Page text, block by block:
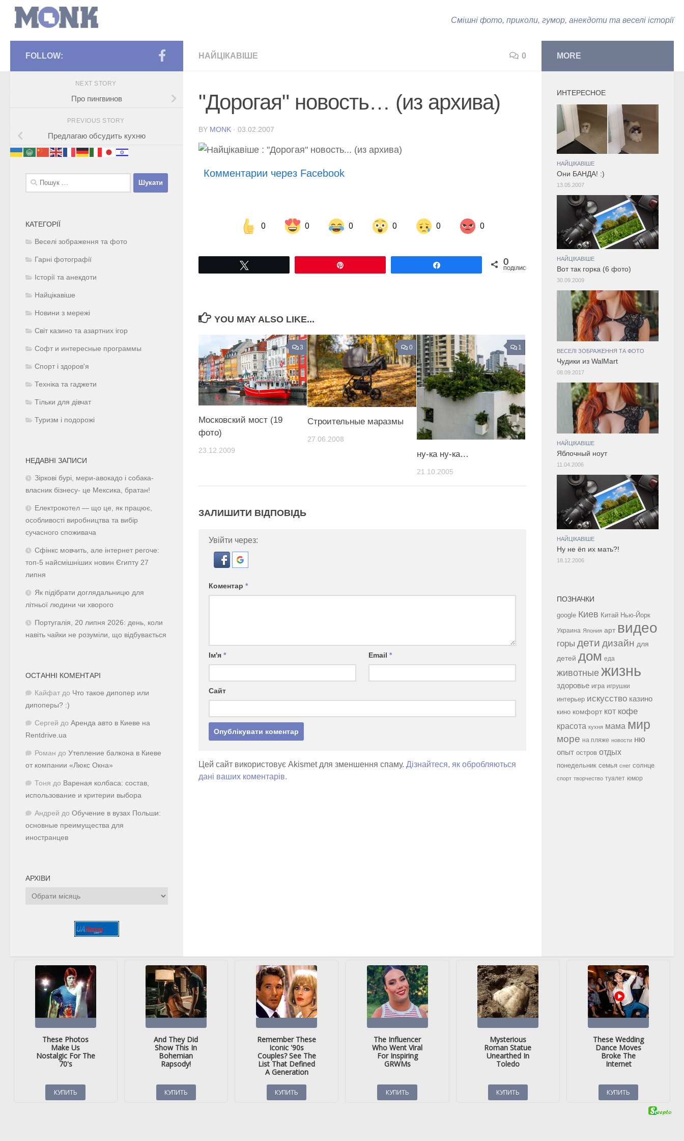
Смішні фото, приколи, гумор, анекдоти та веселі історії
НАЙЦІКАВІШЕ 0
"Дорогая" новость… (из архива)
BY MONK · 03.02.2007
Комментарии через Facebook
0 0 0 0 0 0
Share on Facebook Share on LinkedIn Share on Twitter 0
ПОДІЛИСЬ
YOU MAY ALSO LIKE...
3
Московский мост (19
фото)
23.12.2009
0
Строительные маразмы
27.06.2008
1
ну-ка ну-ка…
21.10.2005
ЗАЛИШИТИ ВІДПОВІДЬ
Увійти через:
Коментар *
Ім'я * Email*
Сайт
Цей сайт використовує Akismet для зменшення спаму. Дізнайтеся, як обробляються
дані ваших коментарів.
FOLLOW:
NEXT STORY
Про пингвинов
PREVIOUS STORY
Предлагаю обсудить кухню
Пошук:
КАТЕГОРІЇ
Веселі зображення та фото
Гарні фотографії
Історії та анекдоти
Найцікавіше
Новини з мережі
Світ казино та азартних ігор
Софт и интересные программы
Спорт і здоров'я
Техніка та гаджети
Тільки для дівчат
Туризм і подорожі
НЕДАВНІ ЗАПИСИ
Зіркові бурі, мери-авокадо і собака-
власник бізнесу- це Мексика, братан!
Електрокотел — що це, як працює,
особливості виробництва та вибір
сучасного споживача
Сфінкс мовчить, але інтернет регоче:
топ-5 найсмішніших новин Єгипту 27
липня
Як підібрати доглядальницю для
літньої людини чи хворого
Португалія, 20 липня 2026: день, коли
навіть чайки не розуміли, що відбувається
ОСТАННІ КОМЕНТАРІ
Кайфат до Что такое дипопер или
дипоперы? :)
Сергей до Аренда авто в Киеве на
Rentdrive.ua
Роман до Утепление балкона в Киеве
от компании «Люкс Окна»
Тоня до Вареная колбаса: состав,
использование и критерии выбора
Андрей до Обучение в вузах Польши:
основные преимущества для
иностранцев
АРХІВИ
Архіви
MORE
ИНТЕРЕСНОЕ
НАЙЦІКАВІШЕ
Они БАНДА! :)
13.05.2007
НАЙЦІКАВІШЕ
Вот так горка (6 фото)
30.09.2009
ВЕСЕЛІ ЗОБРАЖЕННЯ ТА ФОТО
Чудики из WalMart
08.09.2017
НАЙЦІКАВІШЕ
Яблочный ноут
11.04.2006
НАЙЦІКАВІШЕ
Ну не ёп их мать?!
18.12.2006
ПОЗНАЧКИ
google Киев Китай Нью-Йорк
Украина Япония арт видео
горы дети дизайн для
детей дом еда
животные жизнь
здоровье игра игрушки
интерьер искусство казино
кино комфорт кот кофе
красота кухня мама мир
море на пляже новости ню
опыт остров отдых
понедельник семья снег солнце
спорт творчество туалет юмор